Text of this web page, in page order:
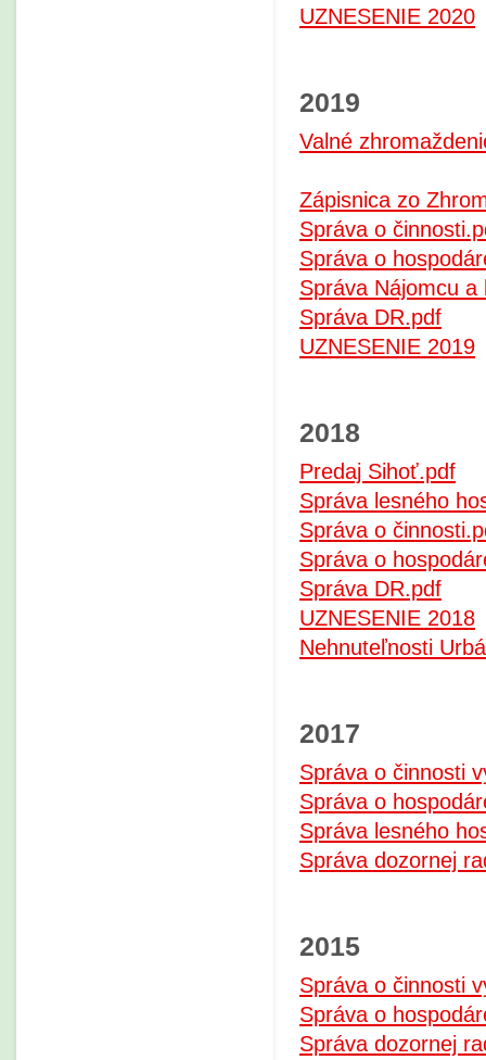
UZNESENIE 2020
2019
Valné
Zápisnica zo
Správa o
Správa o
Správa Nájomcu
Správa DR.pdf
UZNESENIE 2019
2018
Predaj Sihoť.pdf
Správa lesného
Správa o
Správa o
Správa DR.pdf
UZNESENIE 2018
Nehnuteľnosti
2017
Správa o činnosti
Správa o
Správa lesného
Správa dozornej
2015
Správa o činnosti
Správa o
Správa dozornej